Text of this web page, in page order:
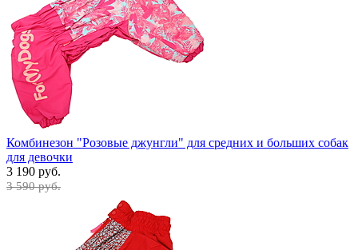
Комбинезон "Розовые джунгли" для средних и больших собак
для девочки
3 190 руб.
3 590 руб.